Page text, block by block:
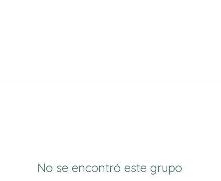
No se encontró este grupo